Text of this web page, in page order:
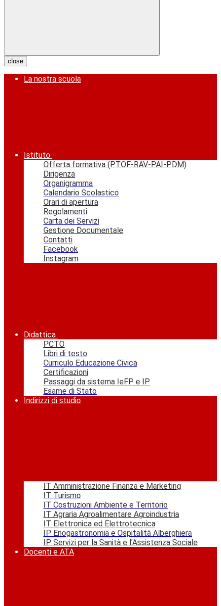
close
La nostra scuola
Istituto
Offerta formativa (PTOF-RAV-PAI-PDM)
Dirigenza
Organigramma
Calendario Scolastico
Orari di apertura
Regolamenti
Carta dei Servizi
Gestione Documentale
Contatti
Facebook
Instagram
Didattica
PCTO
Libri di testo
Curriculo Educazione Civica
Certificazioni
Passaggi da sistema IeFP e IP
Esame di Stato
Indirizzi di studio
IT Amministrazione Finanza e Marketing
IT Turismo
IT Costruzioni Ambiente e Territorio
IT Agraria Agroalimentare Agroindustria
IT Elettronica ed Elettrotecnica
IP Enogastronomia e Ospitalità Alberghiera
IP Servizi per la Sanità e l'Assistenza Sociale
Docenti e ATA